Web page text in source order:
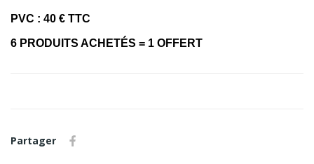
PVC : 40 € TTC
6 PRODUITS ACHETÉS = 1 OFFERT
Partager